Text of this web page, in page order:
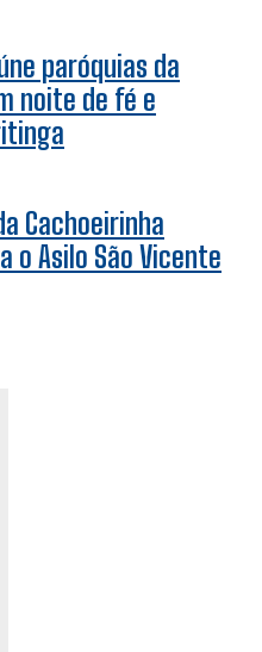
paróquias da
noite de fé e
Cachoeirinha
o Asilo São Vicente